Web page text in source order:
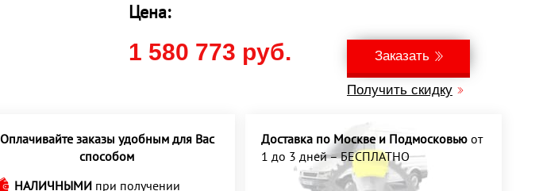
Цена:
1 580 773 руб. Заказать
Получить скидку
Оплачивайте заказы удобным для Вас
способом
НАЛИЧНЫМИ при получении
Доставка по Москве и Подмосковью от
1 до 3 дней – БЕСПЛАТНО